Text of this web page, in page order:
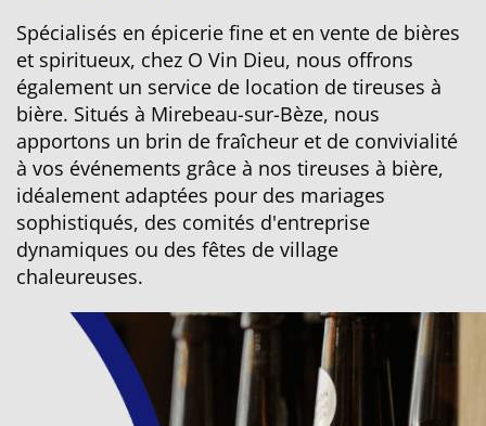
Spécialisés en épicerie fine et en vente de bières
et spiritueux, chez O Vin Dieu, nous offrons
également un service de location de tireuses à
bière. Situés à Mirebeau-sur-Bèze, nous
apportons un brin de fraîcheur et de convivialité
à vos événements grâce à nos tireuses à bière,
idéalement adaptées pour des mariages
sophistiqués, des comités d'entreprise
dynamiques ou des fêtes de village
chaleureuses.